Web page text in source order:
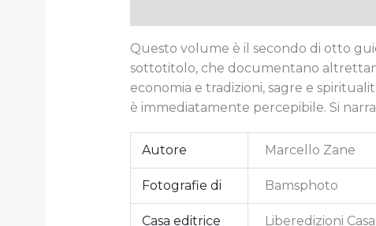
Questo volume è il secondo di otto
sottotitolo, che documentano
economia e tradizioni, sagre e
è immediatamente percepibile. Si
Autore Marcello Zane
Fotografie di Bamsphoto
Casa editrice Liberedizioni